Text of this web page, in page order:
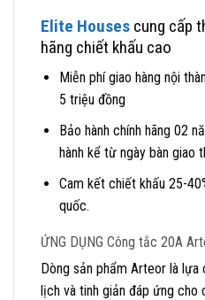
Elite Houses cung cấp
hãng chiết khấu cao
Miễn phí giao hàng nội
5 triệu đồng
Bảo hành chính hãng 02
hành kể từ ngày bàn giao
Cam kết chiết khấu 25-
quốc.
ỨNG DỤNG Công tắc 20A
Dòng sản phẩm Arteor là lựa
lịch và tinh giản đáp ứng cho